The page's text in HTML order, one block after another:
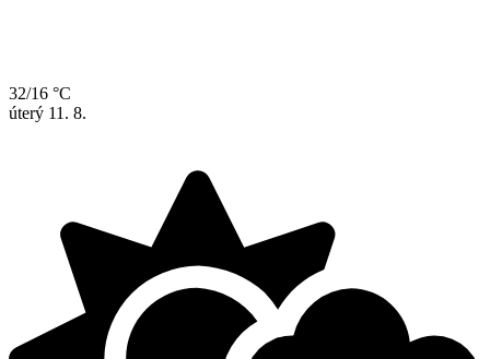
32/16 °C
úterý 11. 8.